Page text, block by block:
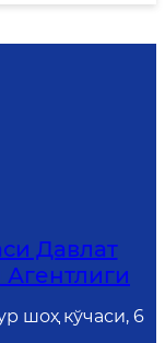
Давлат
шоҳ кўчаси, 6